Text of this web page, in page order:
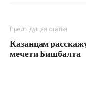
Предыдущая статья
Казанцам
мечети Бишбалта